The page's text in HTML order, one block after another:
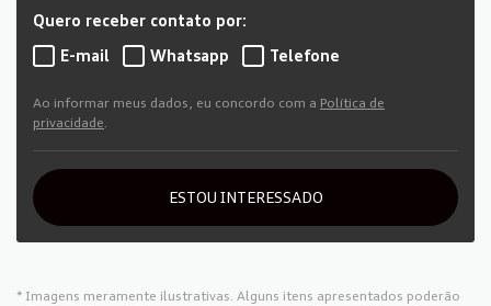
* Imagens meramente ilustrativas. Alguns itens apresentados poderão
Quero receber contato por:
E-mail
Whatsapp Telefone
Ao informar meus dados, eu concordo com a Política de
privacidade.
ESTOU INTERESSADO